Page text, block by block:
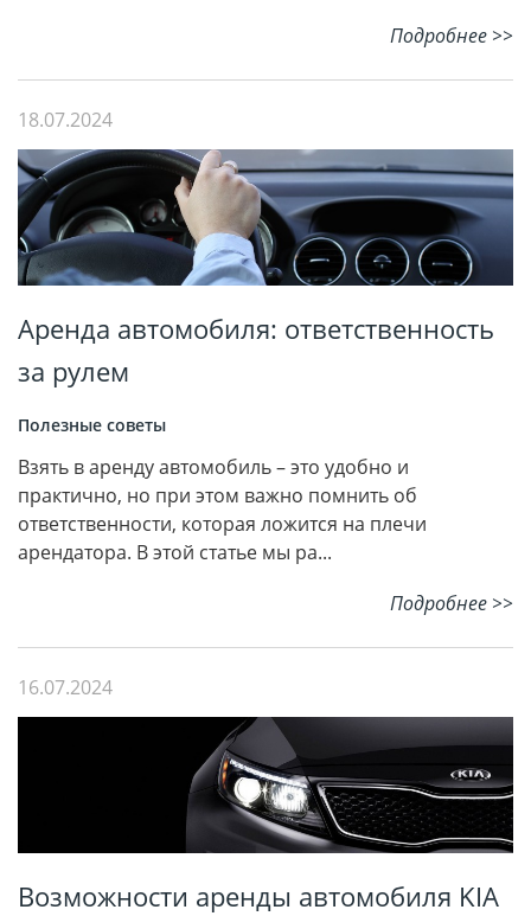
Подробнее >>
18.07.2024
Аренда автомобиля: ответственность
за рулем
Полезные советы
Взять в аренду автомобиль – это удобно и
практично, но при этом важно помнить об
ответственности, которая ложится на плечи
арендатора. В этой статье мы ра...
Подробнее >>
16.07.2024
Возможности аренды автомобиля KIA